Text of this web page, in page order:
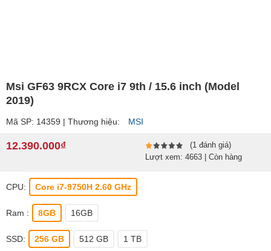
Msi GF63 9RCX Core i7 9th / 15.6 inch (Model
2019)
Mã SP: 14359 | Thương hiệu: MSI
12.390.000₫
(1 đánh giá)
Lượt xem: 4663 | Còn hàng
CPU: Core i7-9750H 2.60 GHz
Ram : 8GB 16GB
SSD: 256 GB 512 GB 1 TB